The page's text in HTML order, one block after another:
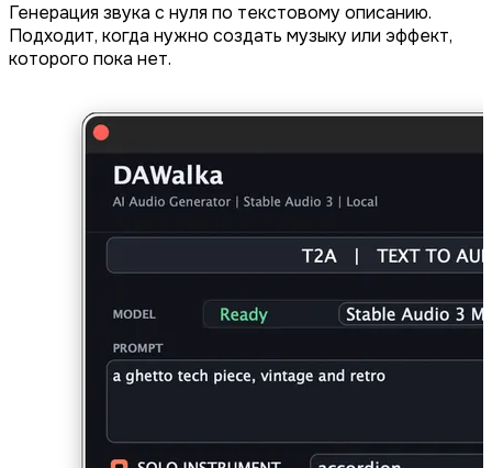
Генерация звука с нуля по текстовому описанию.
Подходит, когда нужно создать музыку или эффект,
которого пока нет.